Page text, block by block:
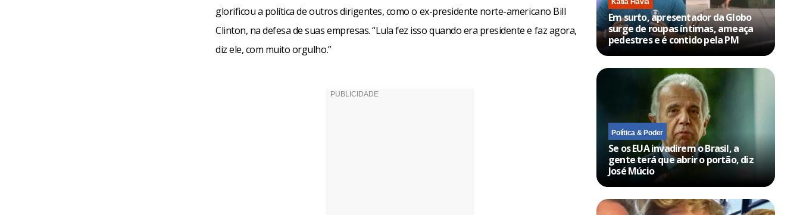
glorificou a política de outros dirigentes, como o ex-presidente norte-americano Bill
Clinton, na defesa de suas empresas. “Lula fez isso quando era presidente e faz agora,
diz ele, com muito orgulho.”
Em surto, apresentador da Globo
surge de roupas íntimas, ameaça
pedestres e é contido pela PM
Política & Poder
Se os EUA invadirem o Brasil, a
gente terá que abrir o portão, diz
José Múcio